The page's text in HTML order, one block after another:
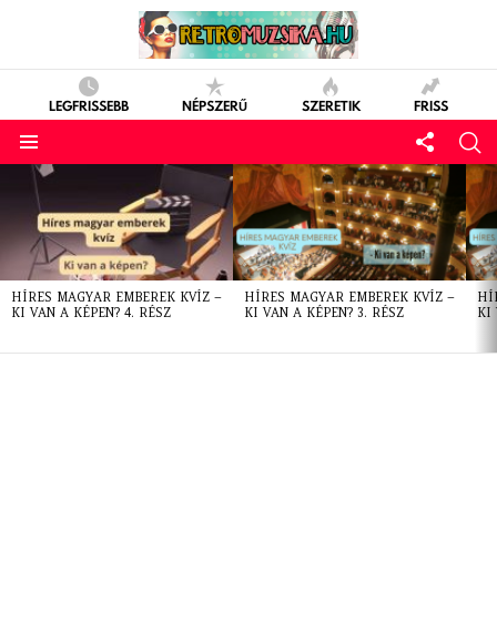
LEGFRISSEBB NÉPSZERŰ SZERETIK FRISS
LATEST
STORIES
HÍRES MAGYAR EMBEREK KVÍZ –
KI VAN A KÉPEN? 4. RÉSZ
HÍRES MAGYAR EMBEREK KVÍZ –
KI VAN A KÉPEN? 3. RÉSZ
KI